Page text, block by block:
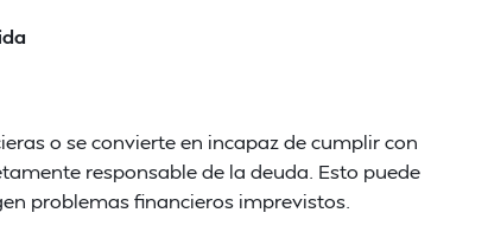
o se convierte en incapaz de cumplir con
responsable de la deuda. Esto puede
problemas financieros imprevistos.